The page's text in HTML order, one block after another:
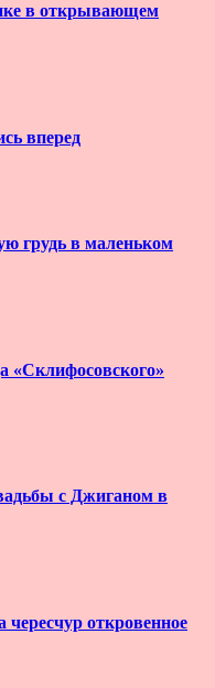
в открывающем
вперед
грудь в маленьком
«Склифосовского»
с Джиганом в
чересчур откровенное